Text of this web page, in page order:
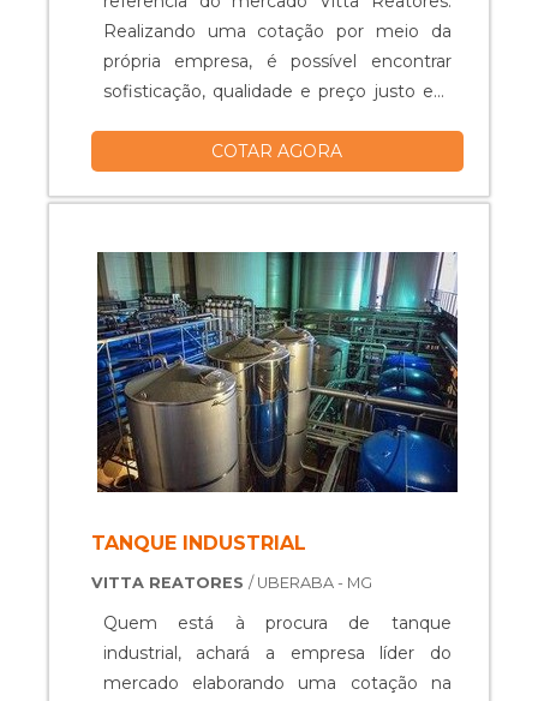
Realizando uma cotação por meio da
própria empresa, é possível encontrar
sofisticação, qualidade e preço justo em
misturador, com os colaboradores da
benefício com equipamentos específicos
mais diversos tipos de prod...
COTAR AGORA
TANQUE INDUSTRIAL
VITTA REATORES / UBERABA - MG
Quem está à procura de tanque
industrial, achará a empresa líder do
mercado elaborando uma cotação na